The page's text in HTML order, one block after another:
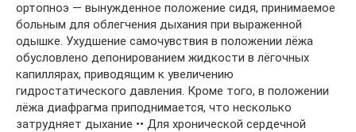
ортопноэ — вынужденное положение сидя, принимаемое
больным для облегчения дыхания при выраженной
одышке. Ухудшение самочувствия в положении лёжа
обусловлено депонированием жидкости в лёгочных
капиллярах, приводящим к увеличению
гидростатического давления. Кроме того, в положении
лёжа диафрагма приподнимается, что несколько
затрудняет дыхание •• Для хронической сердечной